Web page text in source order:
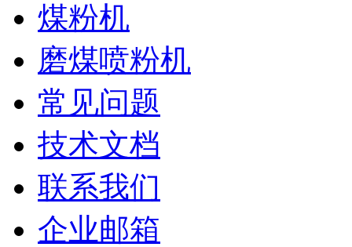
煤粉机
磨煤喷粉机
常见问题
技术文档
联系我们
企业邮箱